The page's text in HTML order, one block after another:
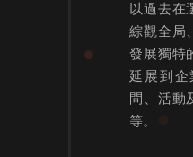
以過去在
綜觀全局
發展獨特
延展到
問、活動
等。